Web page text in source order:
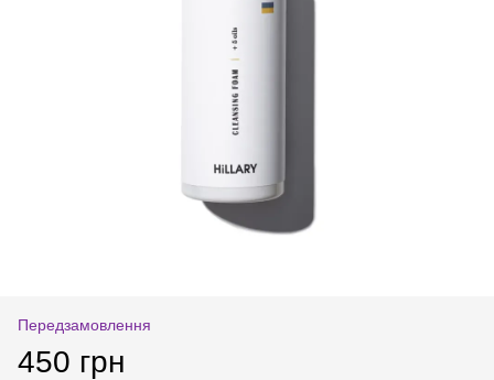
Передзамовлення
450 грн